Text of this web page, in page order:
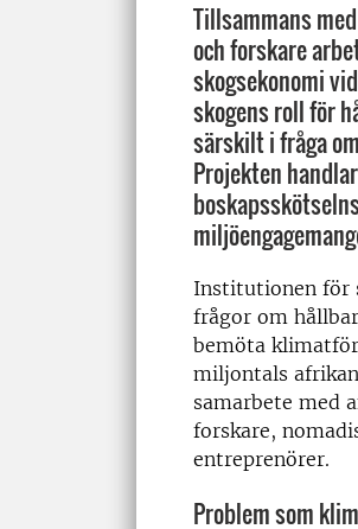
Tillsammans
och forskare
skogsekonomi
skogens roll för
särskilt i fråga
Projekten
Institutionen för
frågor om
bemöta
miljontals
samarbete med
forskare,
entreprenörer.
Problem som